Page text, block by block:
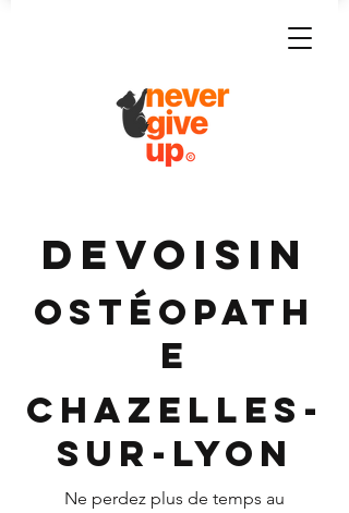
DEVOISIN
Ostéopath
e
Chazelles-
sur-Lyon
Ne perdez plus de temps au